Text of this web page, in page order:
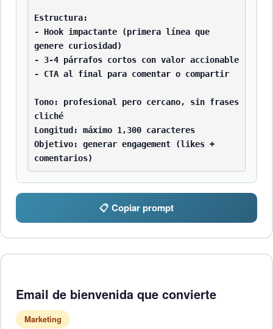
Estructura:
- Hook impactante (primera línea que
genere curiosidad)
- 3-4 párrafos cortos con valor accionable
- CTA al final para comentar o compartir
Tono: profesional pero cercano, sin frases
cliché
Longitud: máximo 1,300 caracteres
Objetivo: generar engagement (likes +
comentarios)
📋 Copiar prompt
Email de bienvenida que convierte
Marketing